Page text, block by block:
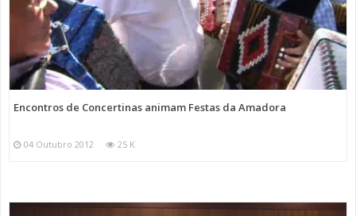
Encontros de Concertinas animam Festas da Amadora
04 Outubro 2012 25 K